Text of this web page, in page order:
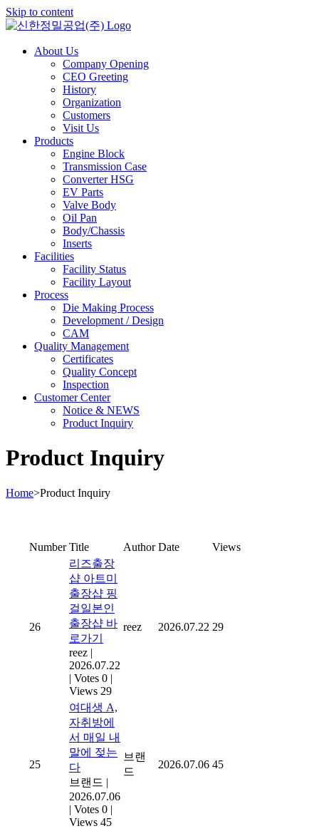
Skip to content
About Us
Company Opening
CEO Greeting
History
Organization
Customers
Visit Us
Products
Engine Block
Transmission Case
Converter HSG
EV Parts
Valve Body
Oil Pan
Body/Chassis
Inserts
Facilities
Facility Status
Facility Layout
Process
Die Making Process
Development / Design
CAM
Quality Management
Certificates
Quality Concept
Inspection
Customer Center
Notice & NEWS
Product Inquiry
Product Inquiry
Home>Product Inquiry
Number Title Author Date Views
26
리즈출장
샵 아트미
출장샵 핑
걸일본인
출장샵 바
로가기
reez |
2026.07.22
| Votes 0 |
Views 29
reez 2026.07.22 29
25
여대생 A,
자취방에
서 매일 내
말에 젖는
다
브랜드 |
2026.07.06
| Votes 0 |
Views 45
브랜
드
2026.07.06 45